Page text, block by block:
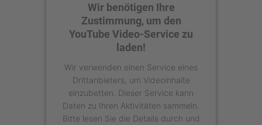
Wir benötigen Ihre
Zustimmung, um den
YouTube Video-Service zu
laden!
Wir verwenden einen Service eines
Drittanbieters, um Videoinhalte
einzubetten. Dieser Service kann
Daten zu Ihren Aktivitäten sammeln.
Bitte lesen Sie die Details durch und